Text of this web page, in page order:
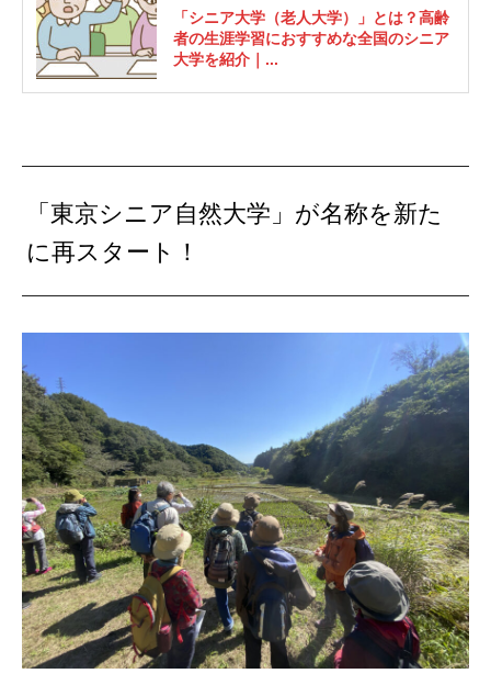
「シニア大学（老人大学）」とは？高齢
者の生涯学習におすすめな全国のシニア
大学を紹介｜...
「東京シニア自然大学」が名称を新た
に再スタート！